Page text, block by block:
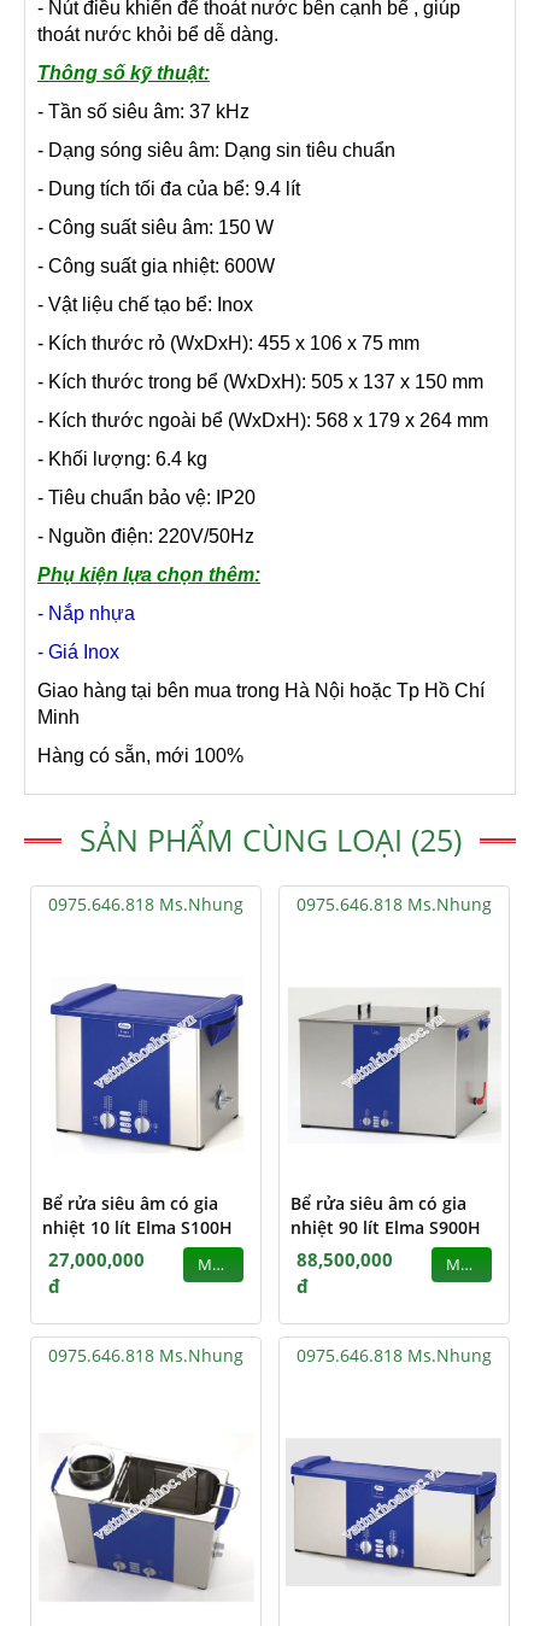
- Nút điều khiển để thoát nước bên cạnh bể , giúp
thoát nước khỏi bể dễ dàng.
Thông số kỹ thuật:
- Tần số siêu âm: 37 kHz
- Dạng sóng siêu âm: Dạng sin tiêu chuẩn
- Dung tích tối đa của bể: 9.4 lít
- Công suất siêu âm: 150 W
- Công suất gia nhiệt: 600W
- Vật liệu chế tạo bể: Inox
- Kích thước rỏ (WxDxH): 455 x 106 x 75 mm
- Kích thước trong bể (WxDxH): 505 x 137 x 150 mm
- Kích thước ngoài bể (WxDxH): 568 x 179 x 264 mm
- Khối lượng: 6.4 kg
- Tiêu chuẩn bảo vệ: IP20
- Nguồn điện: 220V/50Hz
Phụ kiện lựa chọn thêm:
- Nắp nhựa
- Giá Inox
Giao hàng tại bên mua trong Hà Nội hoặc Tp Hồ Chí
Minh
Hàng có sẵn, mới 100%
SẢN PHẨM CÙNG LOẠI (25)
0975.646.818 Ms.Nhung
Bể rửa siêu âm có gia
nhiệt 10 lít Elma S100H
27,000,000
đ
MUA
0975.646.818 Ms.Nhung
Bể rửa siêu âm có gia
nhiệt 90 lít Elma S900H
88,500,000
đ
MUA
0975.646.818 Ms.Nhung 0975.646.818 Ms.Nhung